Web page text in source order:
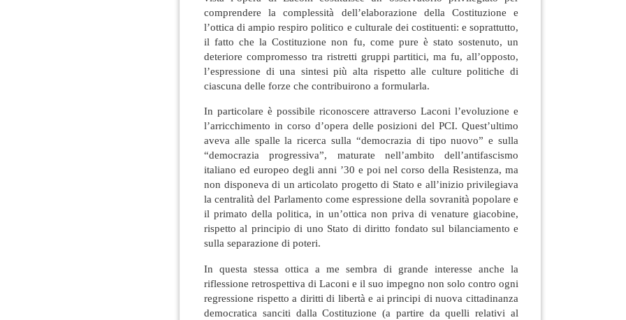
comprendere la complessità dell’elaborazione della Costituzione e
l’ottica di ampio respiro politico e culturale dei costituenti: e soprattutto,
il fatto che la Costituzione non fu, come pure è stato sostenuto, un
deteriore compromesso tra ristretti gruppi partitici, ma fu, all’opposto,
l’espressione di una sintesi più alta rispetto alle culture politiche di
ciascuna delle forze che contribuirono a formularla.
In particolare è possibile riconoscere attraverso Laconi l’evoluzione e
l’arricchimento in corso d’opera delle posizioni del PCI. Quest’ultimo
aveva alle spalle la ricerca sulla “democrazia di tipo nuovo” e sulla
“democrazia progressiva”, maturate nell’ambito dell’antifascismo
italiano ed europeo degli anni ’30 e poi nel corso della Resistenza, ma
non disponeva di un articolato progetto di Stato e all’inizio privilegiava
la centralità del Parlamento come espressione della sovranità popolare e
il primato della politica, in un’ottica non priva di venature giacobine,
rispetto al principio di uno Stato di diritto fondato sul bilanciamento e
sulla separazione di poteri.
In questa stessa ottica a me sembra di grande interesse anche la
riflessione retrospettiva di Laconi e il suo impegno non solo contro ogni
regressione rispetto a diritti di libertà e ai principi di nuova cittadinanza
democratica sanciti dalla Costituzione (a partire da quelli relativi al